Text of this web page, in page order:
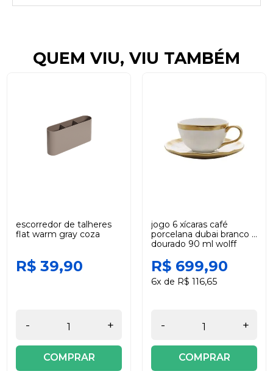
QUEM VIU, VIU TAMBÉM
escorredor de talheres
flat warm gray coza
R$ 39,90
- +
COMPRAR
jogo 6 xícaras café
porcelana dubai branco e
dourado 90 ml wolff
R$ 699,90
6x de R$ 116,65
- +
COMPRAR